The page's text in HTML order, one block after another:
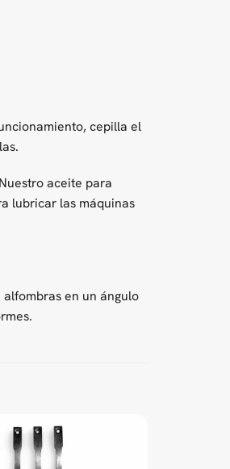
cepilla el
aceite para
lubricar las máquinas
en un ángulo